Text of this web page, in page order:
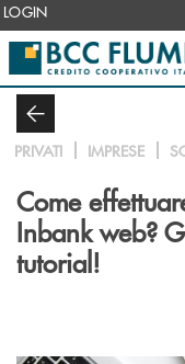
Salta al contenuto principale
LOGIN
PRIVATI IMPRESE
Come
Inbank web?
tutorial!